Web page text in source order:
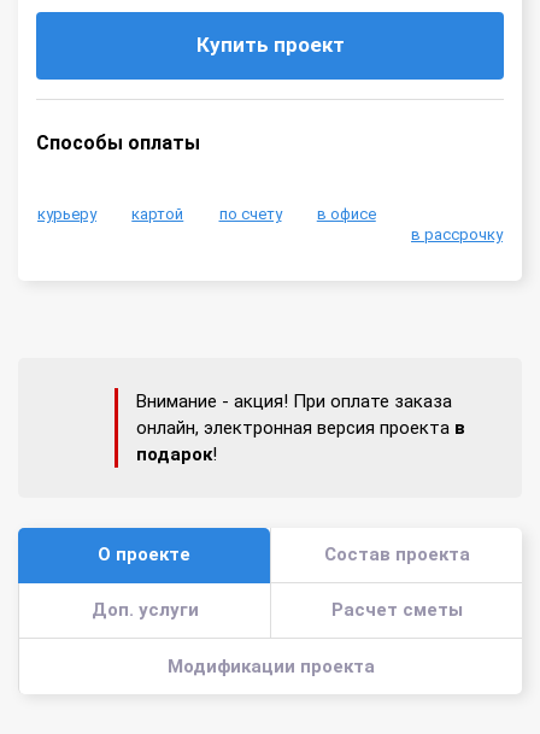
Купить проект
Способы оплаты
курьеру картой по счету
в офисе
в рассрочку
Внимание - акция! При оплате заказа
онлайн, электронная версия проекта в
подарок!
О проекте Состав проекта
Доп. услуги Расчет сметы
Модификации проекта